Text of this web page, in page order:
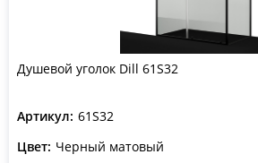
Душевой уголок Dill 61S32
Артикул: 61S32
Цвет: Черный матовый